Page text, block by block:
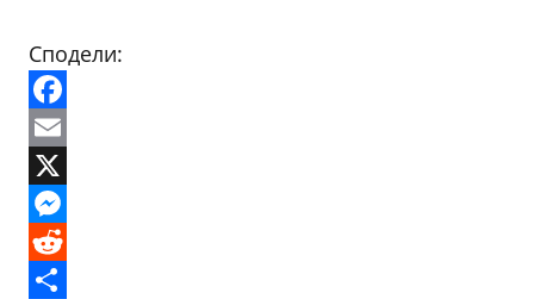
Сподели:
Facebook
Email
X
Messenger
Reddit